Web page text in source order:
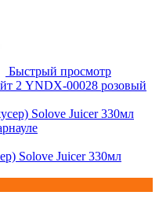
Быстрый просмотр
2 YNDX-00028 розовый
Solove Juicer 330мл